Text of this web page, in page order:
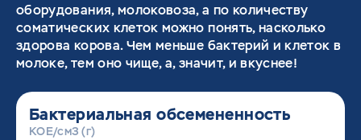
оборудования, молоковоза, а по количеству
соматических клеток можно понять, насколько
здорова корова. Чем меньше бактерий и клеток в
молоке, тем оно чище, а, значит, и вкуснее!
Бактериальная обсемененность
KOE/см3 (г)